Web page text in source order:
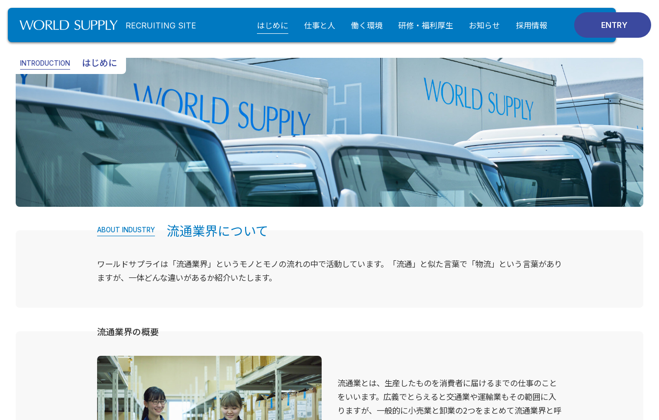
RECRUITING SITE はじめに 仕事と人 働く環境 研修・福利厚生 お知らせ 採用情報 ENTRY
INTRODUCTION はじめに
ABOUT INDUSTRY 流通業界について
ワールドサプライは「流通業界」というモノとモノの流れの中で活動しています。「流通」と似た言葉で「物流」という言葉があり
ますが、一体どんな違いがあるか紹介いたします。
流通業界の概要
流通業とは、生産したものを消費者に届けるまでの仕事のこと
をいいます。広義でとらえると交通業や運輸業もその範囲に入
りますが、一般的に小売業と卸業の2つをまとめて流通業界と呼